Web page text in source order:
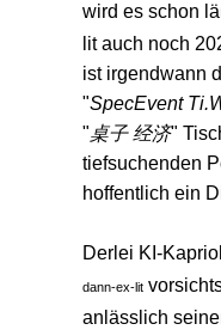
wird es schon
lit auch noch
ist irgendwann
"SpecEvent
"桌子 经济"
tiefsuchenden
hoffentlich ein
Derlei KI-
dann-ex-lit
anlässlich